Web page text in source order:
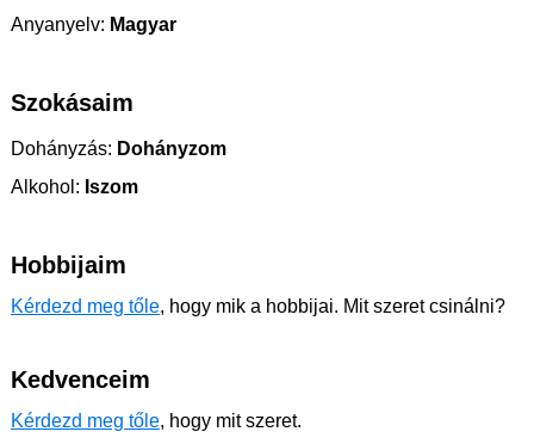
Anyanyelv: Magyar
Szokásaim
Dohányzás: Dohányzom
Alkohol: Iszom
Hobbijaim
Kérdezd meg tőle, hogy mik a hobbijai. Mit szeret csinálni?
Kedvenceim
Kérdezd meg tőle, hogy mit szeret.